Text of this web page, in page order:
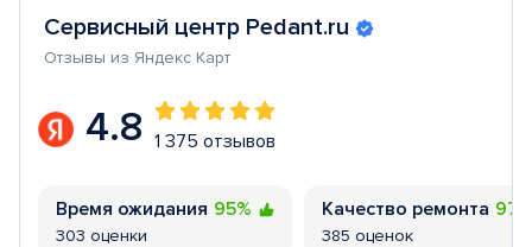
Сервисный центр Pedant.ru
Отзывы из Яндекс Карт
4.8 1 375 отзывов
Время ожидания 95%
303 оценки
Качество ремонта
385 оценок